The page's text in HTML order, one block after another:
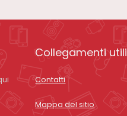
Collegamenti utili
Contatti
Mappa del sitio